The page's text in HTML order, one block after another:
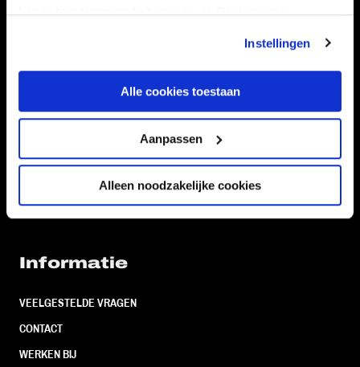
kan je toestemming beheren op de Cookiepagina.
Instellingen
Alle cookies toestaan
Aanpassen
Alleen noodzakelijke cookies
Navigeer naar
CLUB
STADION
FOUNDATION
KAARTVERKOOP
BUSINESS
Informatie
VEELGESTELDE VRAGEN
CONTACT
WERKEN BIJ